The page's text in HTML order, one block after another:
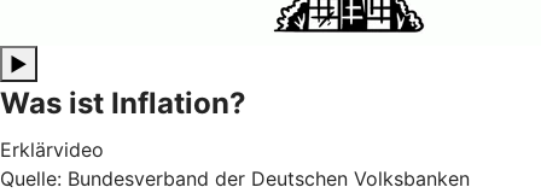
▶
Was ist Inflation?
Erklärvideo
Quelle: Bundesverband der Deutschen Volksbanken